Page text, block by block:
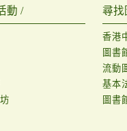
動 / 尋找
香港
圖書
流動
基本
圖書